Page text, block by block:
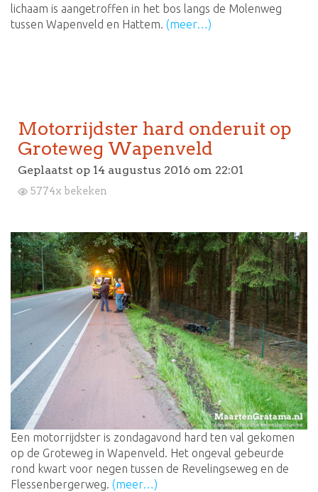
lichaam is aangetroffen in het bos langs de Molenweg
tussen Wapenveld en Hattem. (meer…)
Motorrijdster hard onderuit op
Groteweg Wapenveld
Geplaatst op 14 augustus 2016 om 22:01
5774x bekeken
Een motorrijdster is zondagavond hard ten val gekomen
op de Groteweg in Wapenveld. Het ongeval gebeurde
rond kwart voor negen tussen de Revelingseweg en de
Flessenbergerweg. (meer…)